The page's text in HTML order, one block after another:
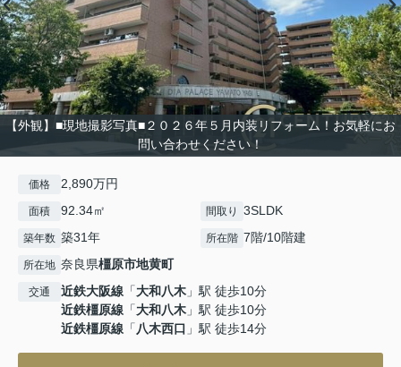
【外観】■現地撮影写真■２０２６年５月内装リフォーム！お気軽にお
問い合わせください！
価格 2,890万円
面積 92.34㎡ 間取り 3SLDK
築年数 築31年 所在階 7階/10階建
所在地 奈良県橿原市地黄町
交通 近鉄大阪線 「大和八木 」駅 徒歩10分
近鉄橿原線 「大和八木 」駅 徒歩10分
近鉄橿原線 「八木西口 」駅 徒歩14分